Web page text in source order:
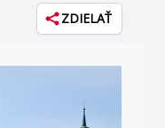
ZDIELAŤ